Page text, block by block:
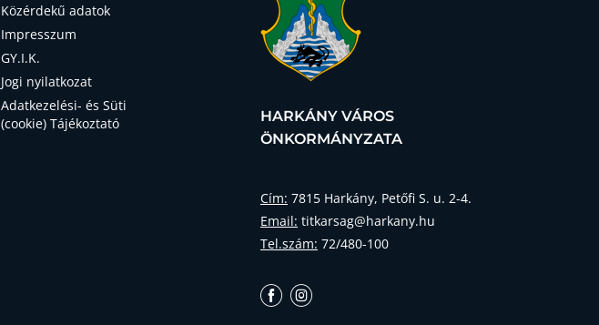
Közérdekű adatok
Impresszum
GY.I.K.
Jogi nyilatkozat
Adatkezelési- és Süti
(cookie) Tájékoztató
HARKÁNY VÁROS
ÖNKORMÁNYZATA
Cím: 7815 Harkány, Petőfi S. u. 2-4.
Email: titkarsag@harkany.hu
Tel.szám: 72/480-100